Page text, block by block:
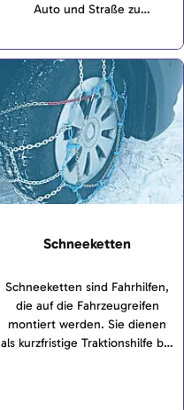
Auto und Straße zu
Schneeketten
Schneeketten sind Fahrhilfen,
die auf die Fahrzeugreifen
montiert werden. Sie dienen
als kurzfristige Traktionshilfe bei